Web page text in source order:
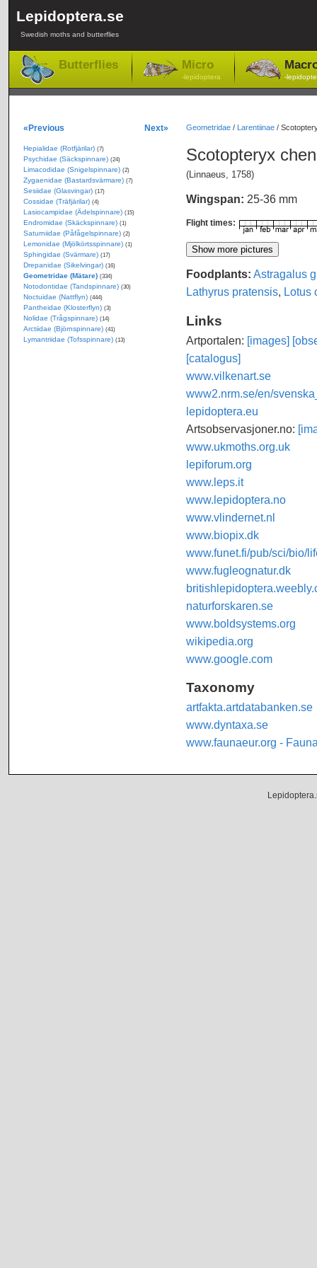
Lepidoptera.se
Swedish moths and butterflies
Butterflies Micro
-lepidoptera -
Geometridae/ Larentiinae/
Scotopteryx
(Linnaeus, 1758)
Wingspan: 25-36 mm
Flight times:
Foodplants: Astragalus
Lathyrus pratensis, Lotus
Links
Artportalen: [images]
[catalogus]
www.vilkenart.se
www2.nrm.se/en/
lepidoptera.eu
Artsobservasjoner.no:
www.ukmoths.org.uk
lepiforum.org
www.leps.it
www.lepidoptera.no
www.vlindernet.nl
www.biopix.dk
www.funet.fi/pub/sci/bio/
www.fugleognatur.dk
naturforskaren.se
www.boldsystems.org
wikipedia.org
www.google.com
Taxonomy
artfakta.artdatabanken.se
www.dyntaxa.se
www.faunaeur.org -
«Previous Next»
Hepialidae (Rotfjärilar) (7)
Psychidae (Säckspinnare) (24)
Limacodidae (Snigelspinnare) (2)
Zygaenidae (Bastardsvärmare) (7)
Sesiidae (Glasvingar) (17)
Cossidae (Träfjärilar) (4)
Lasiocampidae (Ädelspinnare) (15)
Endromidae (Skäckspinnare) (1)
Saturniidae (Påfågelspinnare) (2)
Lemonidae (Mjölkörtsspinnare) (1)
Sphingidae (Svärmare) (17)
Drepanidae (Sikelvingar) (16)
Geometridae (Mätare) (334)
Notodontidae (Tandspinnare) (30)
Noctuidae (Nattflyn) (444)
Pantheidae (Klosterflyn) (3)
Nolidae (Trågspinnare) (14)
Arctiidae (Björnspinnare) (41)
Lymantriidae (Tofsspinnare) (13)